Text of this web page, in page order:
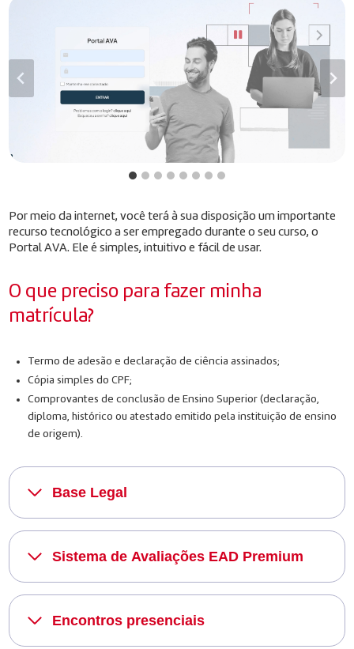
Por meio da internet, você terá à sua disposição um importante
recurso tecnológico a ser empregado durante o seu curso, o
Portal AVA. Ele é simples, intuitivo e fácil de usar.
O que preciso para fazer minha
matrícula?
Termo de adesão e declaração de ciência assinados;
Cópia simples do CPF;
Comprovantes de conclusão de Ensino Superior (declaração,
diploma, histórico ou atestado emitido pela instituição de ensino
de origem).
Base Legal
Sistema de Avaliações EAD Premium
Encontros presenciais